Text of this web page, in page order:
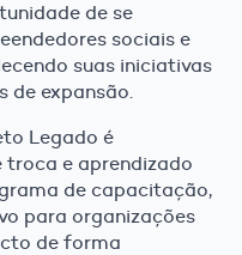
de se
sociais e
suas iniciativas
de expansão.
Legado é
e aprendizado
de capacitação,
para organizações
de forma